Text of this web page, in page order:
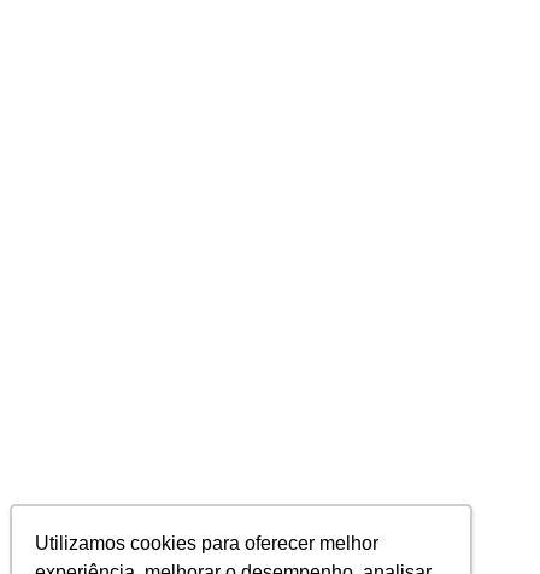
Utilizamos cookies para oferecer melhor